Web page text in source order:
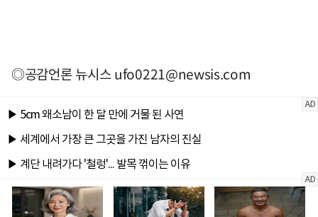
◎공감언론 뉴시스ufo0221@newsis.com